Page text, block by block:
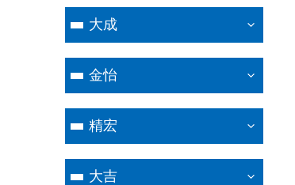
大成
金怡
精宏
大吉